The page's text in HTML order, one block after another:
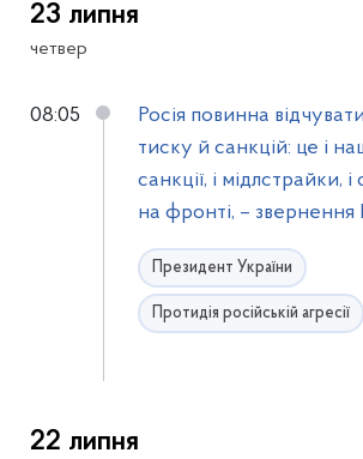
23 липня
четвер
08:05
Росія повинна
тиску й санкцій: це і
санкції, і мідлстрайки, і
на фронті, – звернення
Президент України
Протидія російській агресії
22 липня